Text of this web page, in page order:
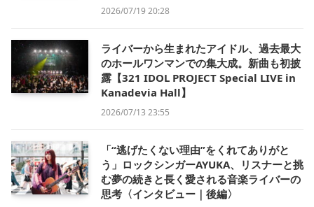
2026/07/19 20:28
ライバーから生まれたアイドル、過去最大
のホールワンマンでの集大成。新曲も初披
露【321 IDOL PROJECT Special LIVE in
Kanadevia Hall】
2026/07/13 23:55
「“逃げたくない理由”をくれてありがと
う」ロックシンガーAYUKA、リスナーと挑
む夢の続きと長く愛される音楽ライバーの
思考〈インタビュー｜後編〉